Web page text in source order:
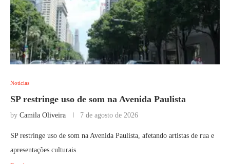
Notícias
SP restringe uso de som na Avenida Paulista
by Camila Oliveira 7 de agosto de 2026
SP restringe uso de som na Avenida Paulista, afetando artistas de rua e
apresentações culturais.